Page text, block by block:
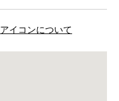
アイコンについて